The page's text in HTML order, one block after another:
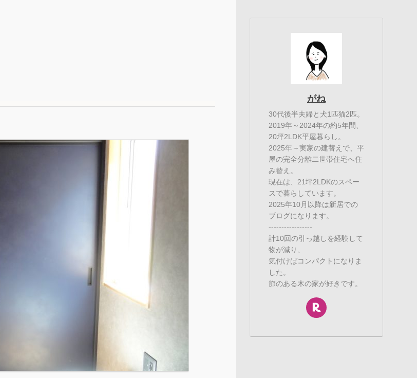
がね
30代後半夫婦と犬1匹猫2匹。
2019年～2024年の約5年間、
20坪2LDK平屋暮らし。
2025年～実家の建替えで、平
屋の完全分離二世帯住宅へ住
み替え。
現在は、21坪2LDKのスペー
スで暮らしています。
2025年10月以降は新居での
ブログになります。
-----------------
計10回の引っ越しを経験して
物が減り、
気付けばコンパクトになりま
した。
節のある木の家が好きです。